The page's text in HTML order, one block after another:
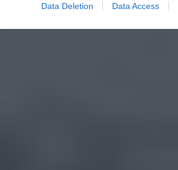
Data Deletion Data Access